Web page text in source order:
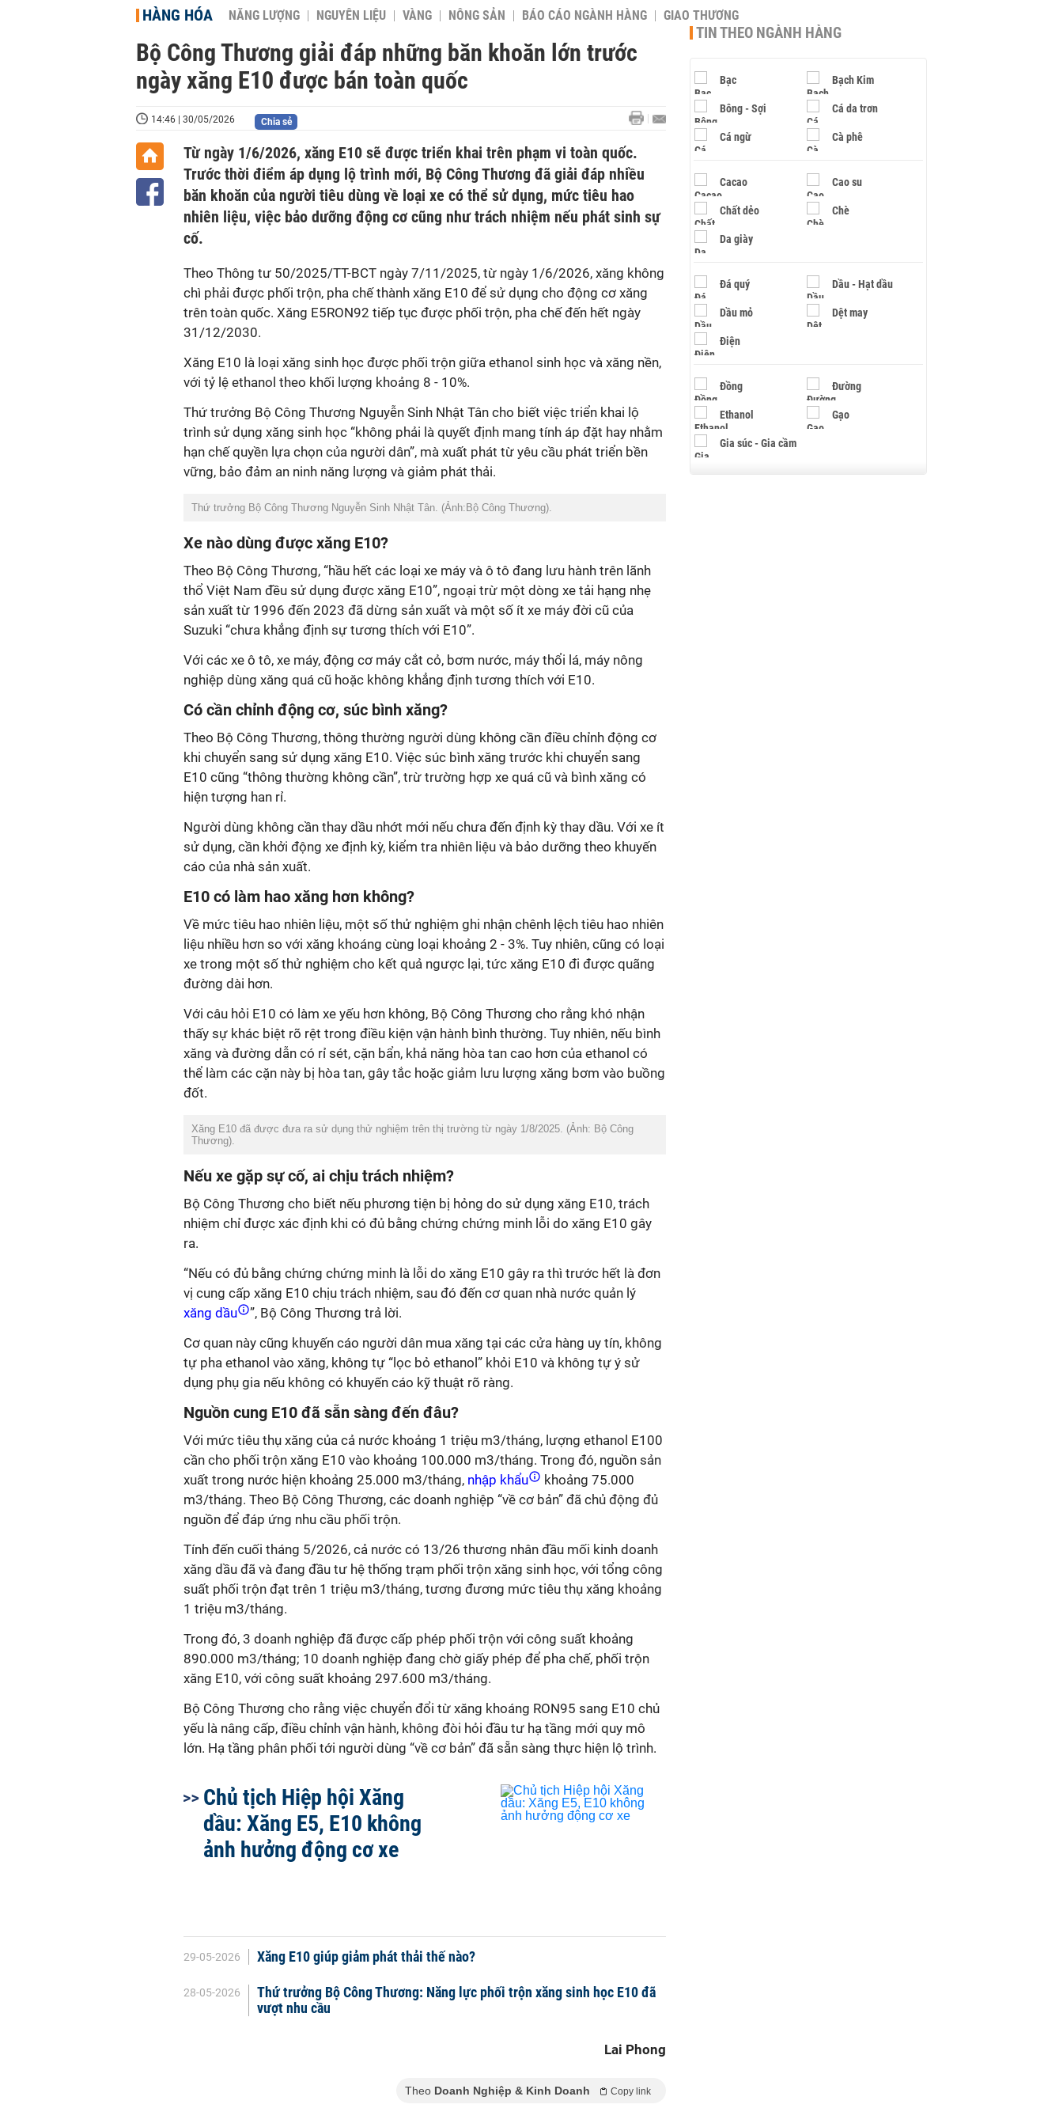
HÀNG HÓA NĂNG LƯỢNG NGUYÊN LIỆU VÀNG NÔNG SẢN BÁO CÁO NGÀNH HÀNG GIAO THƯƠNG
Bộ Công Thương giải đáp những băn khoăn lớn trước
ngày xăng E10 được bán toàn quốc
14:46 | 30/05/2026 Chia sẻ
Từ ngày 1/6/2026, xăng E10 sẽ được triển khai trên phạm vi toàn quốc.
Trước thời điểm áp dụng lộ trình mới, Bộ Công Thương đã giải đáp nhiều
băn khoăn của người tiêu dùng về loại xe có thể sử dụng, mức tiêu hao
nhiên liệu, việc bảo dưỡng động cơ cũng như trách nhiệm nếu phát sinh sự
cố.
Theo Thông tư 50/2025/TT-BCT ngày 7/11/2025, từ ngày 1/6/2026, xăng không
chì phải được phối trộn, pha chế thành xăng E10 để sử dụng cho động cơ xăng
trên toàn quốc. Xăng E5RON92 tiếp tục được phối trộn, pha chế đến hết ngày
31/12/2030.
Xăng E10 là loại xăng sinh học được phối trộn giữa ethanol sinh học và xăng nền,
với tỷ lệ ethanol theo khối lượng khoảng 8 - 10%.
Thứ trưởng Bộ Công Thương Nguyễn Sinh Nhật Tân cho biết việc triển khai lộ
trình sử dụng xăng sinh học “không phải là quyết định mang tính áp đặt hay nhằm
hạn chế quyền lựa chọn của người dân”, mà xuất phát từ yêu cầu phát triển bền
vững, bảo đảm an ninh năng lượng và giảm phát thải.
Thứ trưởng Bộ Công Thương Nguyễn Sinh Nhật Tân. (Ảnh:Bộ Công Thương).
Xe nào dùng được xăng E10?
Theo Bộ Công Thương, “hầu hết các loại xe máy và ô tô đang lưu hành trên lãnh
thổ Việt Nam đều sử dụng được xăng E10”, ngoại trừ một dòng xe tải hạng nhẹ
sản xuất từ 1996 đến 2023 đã dừng sản xuất và một số ít xe máy đời cũ của
Suzuki “chưa khẳng định sự tương thích với E10”.
Với các xe ô tô, xe máy, động cơ máy cắt cỏ, bơm nước, máy thổi lá, máy nông
nghiệp dùng xăng quá cũ hoặc không khẳng định tương thích với E10.
Có cần chỉnh động cơ, súc bình xăng?
Theo Bộ Công Thương, thông thường người dùng không cần điều chỉnh động cơ
khi chuyển sang sử dụng xăng E10. Việc súc bình xăng trước khi chuyển sang
E10 cũng “thông thường không cần”, trừ trường hợp xe quá cũ và bình xăng có
hiện tượng han rỉ.
Người dùng không cần thay dầu nhớt mới nếu chưa đến định kỳ thay dầu. Với xe ít
sử dụng, cần khởi động xe định kỳ, kiểm tra nhiên liệu và bảo dưỡng theo khuyến
cáo của nhà sản xuất.
E10 có làm hao xăng hơn không?
Về mức tiêu hao nhiên liệu, một số thử nghiệm ghi nhận chênh lệch tiêu hao nhiên
liệu nhiều hơn so với xăng khoáng cùng loại khoảng 2 - 3%. Tuy nhiên, cũng có loại
xe trong một số thử nghiệm cho kết quả ngược lại, tức xăng E10 đi được quãng
đường dài hơn.
Với câu hỏi E10 có làm xe yếu hơn không, Bộ Công Thương cho rằng khó nhận
thấy sự khác biệt rõ rệt trong điều kiện vận hành bình thường. Tuy nhiên, nếu bình
xăng và đường dẫn có rỉ sét, cặn bẩn, khả năng hòa tan cao hơn của ethanol có
thể làm các cặn này bị hòa tan, gây tắc hoặc giảm lưu lượng xăng bơm vào buồng
đốt.
Xăng E10 đã được đưa ra sử dụng thử nghiệm trên thị trường từ ngày 1/8/2025. (Ảnh: Bộ Công
Thương).
Nếu xe gặp sự cố, ai chịu trách nhiệm?
Bộ Công Thương cho biết nếu phương tiện bị hỏng do sử dụng xăng E10, trách
nhiệm chỉ được xác định khi có đủ bằng chứng chứng minh lỗi do xăng E10 gây
ra.
“Nếu có đủ bằng chứng chứng minh là lỗi do xăng E10 gây ra thì trước hết là đơn
vị cung cấp xăng E10 chịu trách nhiệm, sau đó đến cơ quan nhà nước quản lý
xăng dầu ”, Bộ Công Thương trả lời.
Cơ quan này cũng khuyến cáo người dân mua xăng tại các cửa hàng uy tín, không
tự pha ethanol vào xăng, không tự “lọc bỏ ethanol” khỏi E10 và không tự ý sử
dụng phụ gia nếu không có khuyến cáo kỹ thuật rõ ràng.
Nguồn cung E10 đã sẵn sàng đến đâu?
Với mức tiêu thụ xăng của cả nước khoảng 1 triệu m3/tháng, lượng ethanol E100
cần cho phối trộn xăng E10 vào khoảng 100.000 m3/tháng. Trong đó, nguồn sản
xuất trong nước hiện khoảng 25.000 m3/tháng, nhập khẩu
khoảng 75.000
m3/tháng. Theo Bộ Công Thương, các doanh nghiệp “về cơ bản” đã chủ động đủ
nguồn để đáp ứng nhu cầu phối trộn.
Tính đến cuối tháng 5/2026, cả nước có 13/26 thương nhân đầu mối kinh doanh
xăng dầu đã và đang đầu tư hệ thống trạm phối trộn xăng sinh học, với tổng công
suất phối trộn đạt trên 1 triệu m3/tháng, tương đương mức tiêu thụ xăng khoảng
1 triệu m3/tháng.
Trong đó, 3 doanh nghiệp đã được cấp phép phối trộn với công suất khoảng
890.000 m3/tháng; 10 doanh nghiệp đang chờ giấy phép để pha chế, phối trộn
xăng E10, với công suất khoảng 297.600 m3/tháng.
Bộ Công Thương cho rằng việc chuyển đổi từ xăng khoáng RON95 sang E10 chủ
yếu là nâng cấp, điều chỉnh vận hành, không đòi hỏi đầu tư hạ tầng mới quy mô
lớn. Hạ tầng phân phối tới người dùng “về cơ bản” đã sẵn sàng thực hiện lộ trình.
Chủ tịch Hiệp hội Xăng
dầu: Xăng E5, E10 không
ảnh hưởng động cơ xe
29-05-2026 Xăng E10 giúp giảm phát thải thế nào?
28-05-2026
Thứ trưởng Bộ Công Thương: Năng lực phối trộn xăng sinh học E10 đã
vượt nhu cầu
Lai Phong
Theo Doanh Nghiệp & Kinh Doanh Copy link
TIN THEO NGÀNH HÀNG
Bạc Bạch Kim
Bông - Sợi Cá da trơn
Cá ngừ Cà phê
Cacao Cao su
Chất dẻo Chè
Da giày
Đá quý Dầu - Hạt dầu
Dầu mỏ Dệt may
Điện
Đồng Đường
Ethanol Gạo
Gia súc - Gia cầm